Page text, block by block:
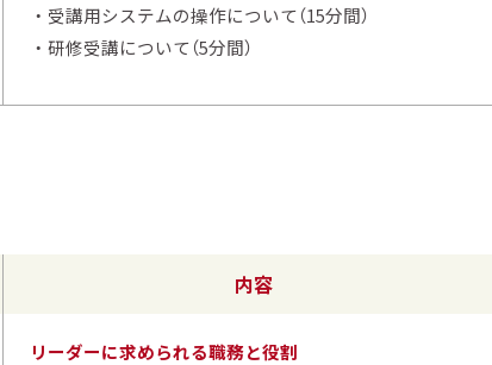
・受講用システムの操作について（15分間）
・研修受講について（5分間）
内容
リーダーに求められる職務と役割